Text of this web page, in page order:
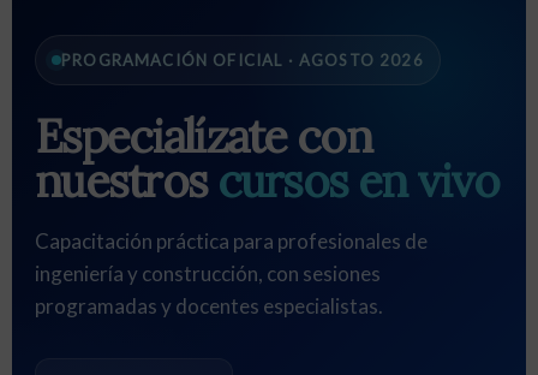
PROGRAMACIÓN OFICIAL · AGOSTO 2026
Especialízate con
nuestroscursos en vivo
Capacitación práctica para profesionales de
ingeniería y construcción, con sesiones
programadas y docentes especialistas.